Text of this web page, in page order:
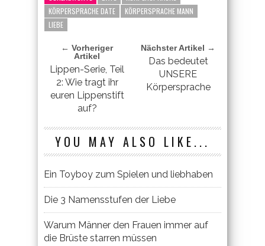
KÖRPERSPRACHE DATE
KÖRPERSPRACHE MANN
LIEBE
← Vorheriger
Artikel
Lippen-Serie, Teil
2: Wie tragt ihr
euren Lippenstift
auf?
Nächster Artikel →
Das bedeutet
UNSERE
Körpersprache
YOU MAY ALSO LIKE...
Ein Toyboy zum Spielen und liebhaben
Die 3 Namensstufen der Liebe
Warum Männer den Frauen immer auf
die Brüste starren müssen